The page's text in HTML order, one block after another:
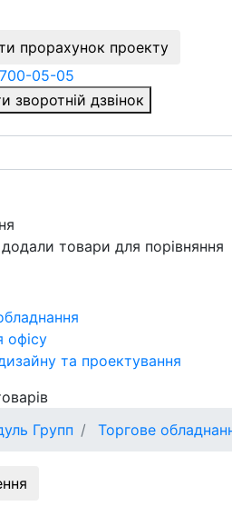
прорахунок проекту
700-05-05
зворотній дзвінок
товари для порівняння
офісу
та проектування
Групп
Торгове